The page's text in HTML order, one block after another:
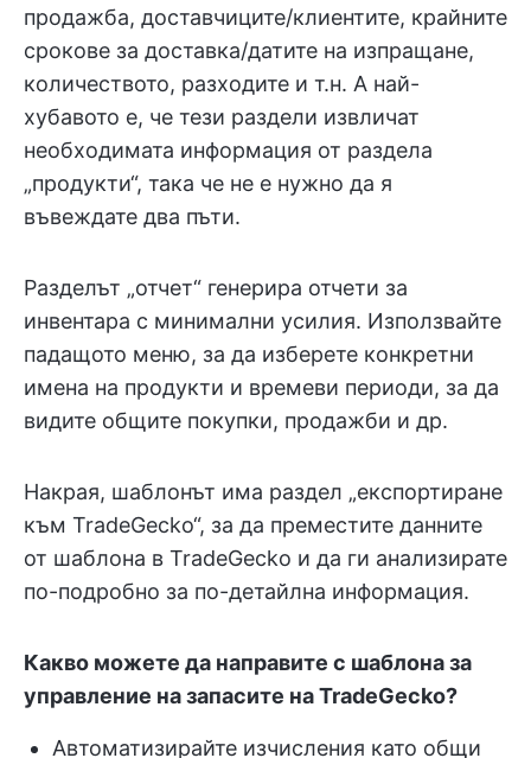
продажба, доставчиците/клиентите, крайните
срокове за доставка/датите на изпращане,
количеството, разходите и т.н. А най-
хубавото е, че тези раздели извличат
необходимата информация от раздела
„продукти“, така че не е нужно да я
въвеждате два пъти.
Разделът „отчет“ генерира отчети за
инвентара с минимални усилия. Използвайте
падащото меню, за да изберете конкретни
имена на продукти и времеви периоди, за да
видите общите покупки, продажби и др.
Накрая, шаблонът има раздел „експортиране
към TradeGecko“, за да преместите данните
от шаблона в TradeGecko и да ги анализирате
по-подробно за по-детайлна информация.
Какво можете да направите с шаблона за
управление на запасите на TradeGecko?
Автоматизирайте изчисления като общи